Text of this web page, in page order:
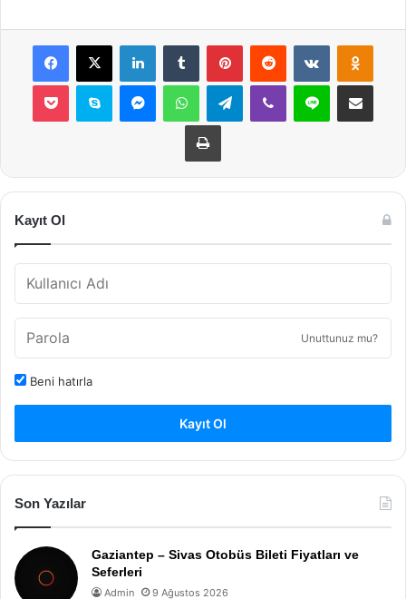
Facebook
X LinkedInTumblr PinterestReddit VKontakte
Pocket Skype MessengerWhatsAppTelegramViber Line E-Posta ile
Yazdır
Kayıt Ol
Unuttunuz mu?
Beni hatırla
Kayıt Ol
Son Yazılar
Gaziantep – Sivas Otobüs Bileti Fiyatları ve
Seferleri
Admin 9 Ağustos 2026